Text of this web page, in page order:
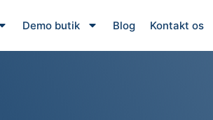
Demo butik Blog Kontakt os